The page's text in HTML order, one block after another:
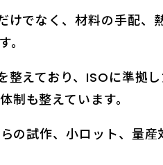
でなく、材料の手配、
えており、ISOに準拠
制も整えています。
の試作、小ロット、量